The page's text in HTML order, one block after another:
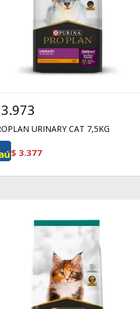
3.973
URINARY CAT 7,5KG
$ 3.377